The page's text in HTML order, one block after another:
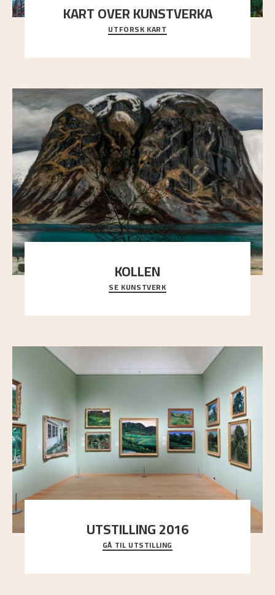
KART OVER KUNSTVERKA
Utforsk stedene og utsiktene i Astrups malerier
UTFORSK KART
KOLLEN
Et ruvende fjell dominerer bildeflaten, og står i
sterk kontrast til det spinkle rognetreet ute
SE KUNSTVERK
UTSTILLING 2016
En komplett oversikt over Nikolai Astrups
utstillinger, fra debuten i 1900 og frem til i dag.
GÅ TIL UTSTILLING